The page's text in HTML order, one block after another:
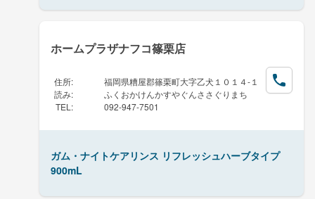
ホームプラザナフコ篠栗店
住所:
福岡県糟屋郡篠栗町大字乙犬１０１４-１
読み:
ふくおかけんかすやぐんささぐりまち
TEL : 092-947-7501
ガム・ナイトケアリンス リフレッシュハーブタイプ
900mL